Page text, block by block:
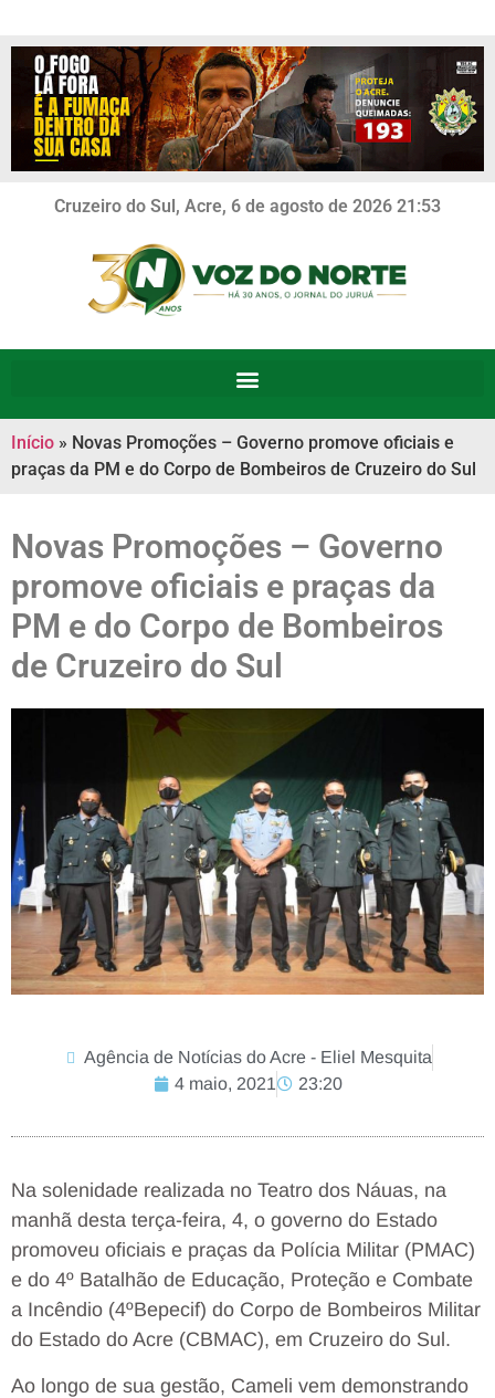
Cruzeiro do Sul, Acre, 6 de agosto de 2026 21:53
Início » Novas Promoções – Governo promove oficiais e
praças da PM e do Corpo de Bombeiros de Cruzeiro do Sul
Novas Promoções – Governo
promove oficiais e praças da
PM e do Corpo de Bombeiros
de Cruzeiro do Sul
Agência de Notícias do Acre - Eliel Mesquita
4 maio, 2021
23:20
Na solenidade realizada no Teatro dos Náuas, na
manhã desta terça-feira, 4, o governo do Estado
promoveu oficiais e praças da Polícia Militar (PMAC)
e do 4º Batalhão de Educação, Proteção e Combate
a Incêndio (4ºBepecif) do Corpo de Bombeiros Militar
do Estado do Acre (CBMAC), em Cruzeiro do Sul.
Ao longo de sua gestão, Cameli vem demonstrando